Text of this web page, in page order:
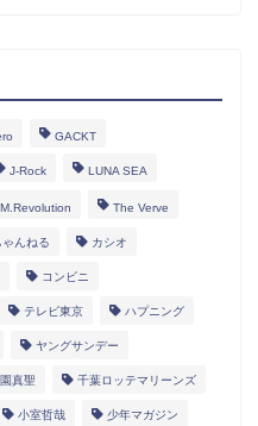
GACKT
J-Rock LUNA SEA
The Verve
んねる カシオ
コンビニ
テレビ東京 ハプニング
ヤングサンデー
真聖 千葉ロッテマリーンズ
小室哲哉 少年マガジン